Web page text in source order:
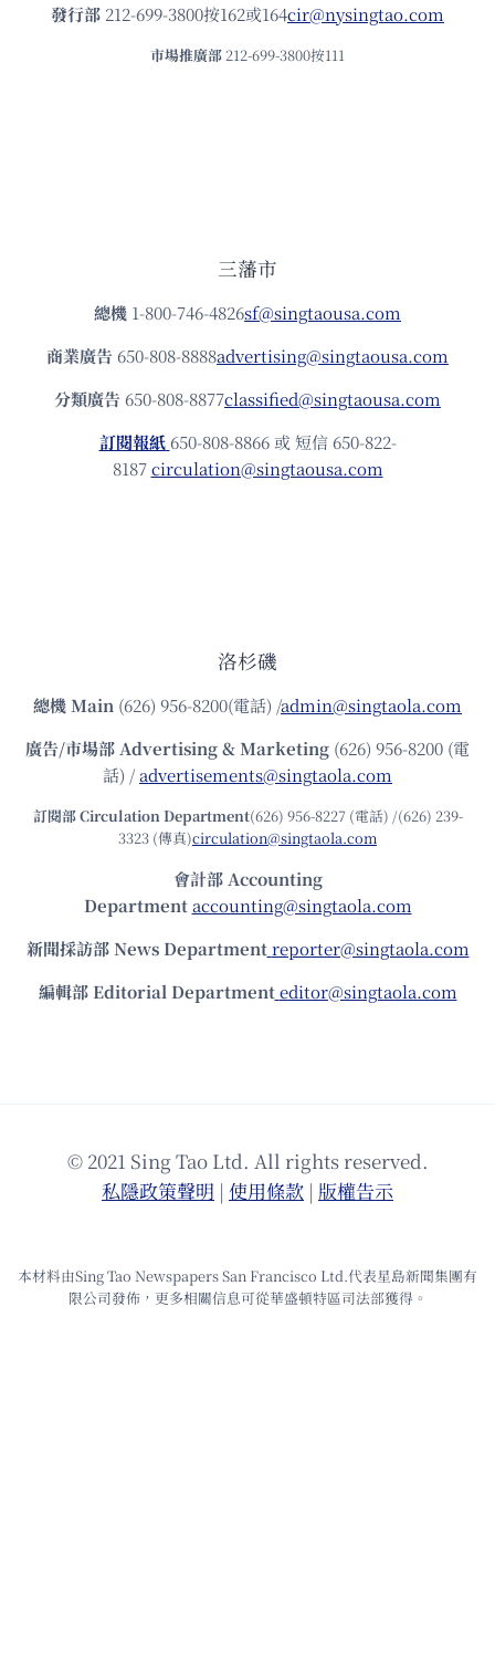
發⾏部 212-699-3800按162或164cir@nysingtao.com
市場推廣部 212-699-3800按111
三藩市
總機 1-800-746-4826sf@singtaousa.com
商業廣告 650-808-8888advertising@singtaousa.com
分類廣告 650-808-8877classified@singtaousa.com
訂閱報紙 650-808-8866 或 短信 650-822-
8187circulation@singtaousa.com
洛杉磯
總機Main (626) 956-8200(電話) /admin@singtaola.com
廣告/市場部Advertising & Marketing (626) 956-8200 (電
話) /advertisements@singtaola.com
訂閱部 Circulation Department(626) 956-8227 (電話) /(626) 239-
3323 (傳真)circulation@singtaola.com
會計部 Accounting
Department accounting@singtaola.com
新聞採訪部 News Department reporter@singtaola.com
編輯部 Editorial Department editor@singtaola.com
© 2021 Sing Tao Ltd. All rights reserved.
私隱政策聲明 | 使⽤條款 | 版權告⽰
本材料由Sing Tao Newspapers San Francisco Ltd.代表星島新聞集團有
限公司發佈，更多相關信息可從華盛頓特區司法部獲得。